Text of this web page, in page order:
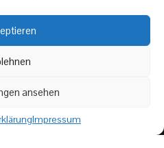
ansehen
Impressum
onlinemoebel
|Impressum